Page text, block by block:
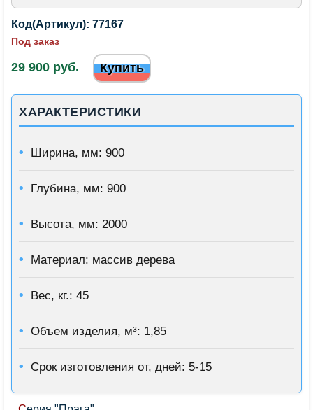
Код(Артикул): 77167
Под заказ
29 900 руб. Купить
ХАРАКТЕРИСТИКИ
Ширина, мм: 900
Глубина, мм: 900
Высота, мм: 2000
Материал: массив дерева
Вес, кг.: 45
Объем изделия, м³: 1,85
Срок изготовления от, дней: 5-15